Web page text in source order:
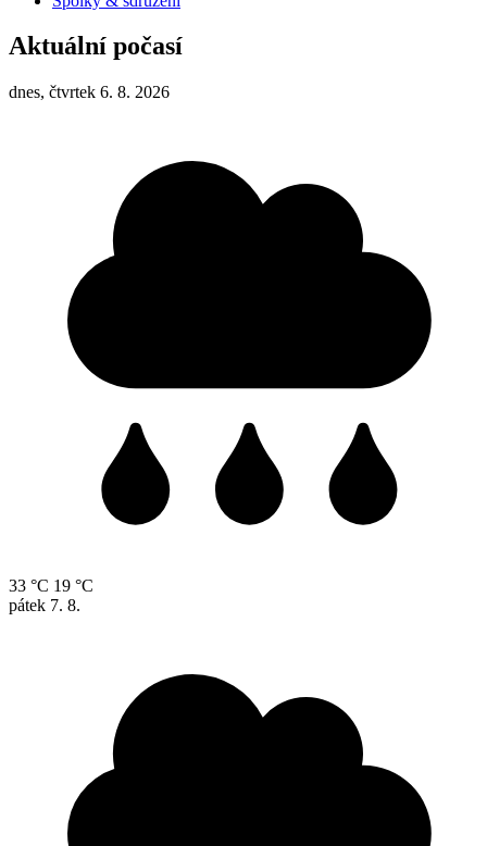
Aktuální počasí
dnes, čtvrtek 6. 8. 2026
33 °C 19 °C
pátek 7. 8.